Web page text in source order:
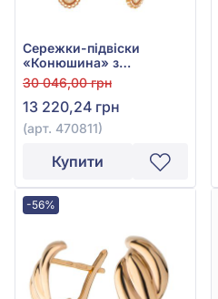
Сережки-підвіски
«Конюшина» з
червоного золота 585°,
арт. 470811
30 046,00 грн
13 220,24 грн
(арт. 470811)
Купити
-56%